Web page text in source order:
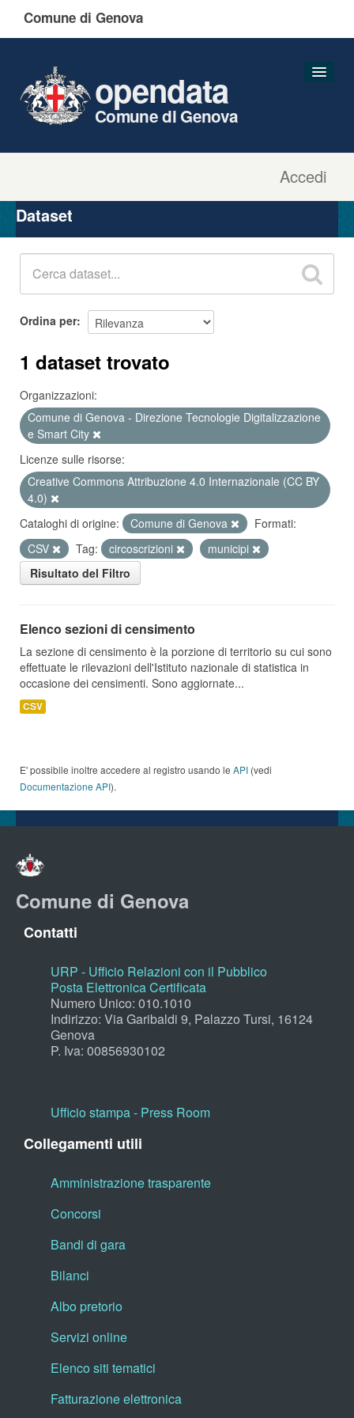
Comune di Genova
Accedi
opendata
Comune di Genova
Organizzazioni
Gruppi
Dataset
Ordina per
1 dataset trovato
Organizzazioni:
Comune di Genova - Direzione Tecnologie Digitalizzazione
e Smart City
Licenze sulle risorse:
Creative Commons Attribuzione 4.0 Internazionale (CC BY
4.0)
Cataloghi di origine:
Comune di Genova
Formati:
CSV
Tag: circoscrizioni
municipi
Risultato del Filtro
Elenco sezioni di censimento
La sezione di censimento è la porzione di territorio su cui sono
effettuate le rilevazioni dell'Istituto nazionale di statistica in
occasione dei censimenti. Sono aggiornate...
CSV
E' possibile inoltre accedere al registro usando le API (vedi
Documentazione API).
Comune di Genova
Contatti
URP - Ufficio Relazioni con il Pubblico
Posta Elettronica Certificata
Numero Unico: 010.1010
Indirizzo: Via Garibaldi 9, Palazzo Tursi, 16124
Genova
P. Iva: 00856930102
Ufficio stampa - Press Room
Collegamenti utili
Amministrazione trasparente
Concorsi
Bandi di gara
Bilanci
Albo pretorio
Servizi online
Elenco siti tematici
Fatturazione elettronica